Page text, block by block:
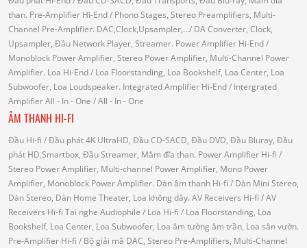
than. Pre-Amplifier Hi-End/ Phono Stages, Stereo Preamplifiers, Multi-
Channel Pre-Amplifier. DAC,Clock,Upsampler,.../ DA Converter, Clock,
Upsampler, Đầu Network Player, Streamer. Power Amplifier Hi-End/
Monoblock Power Amplifier, Stereo Power Amplifier, Multi-Channel Power
Amplifier. Loa Hi-End/ Loa Floorstanding, Loa Bookshelf, Loa Center, Loa
Subwoofer, Loa Loudspeaker. Integrated Amplifier Hi-End/ Intergrated
AmplifierAll - In - One / All - In - One
ÂM THANH HI-FI
Đầu Hi-fi / Đầu phát 4K UltraHD, Đầu CD-SACD, Đầu DVD, Đầu Bluray, Đầu
phát HD,Smartbox, Đầu Streamer, Mâm đĩa than. Power Amplifier Hi-fi /
Stereo Power Amplifier, Multi-channel Power Amplifier, Mono Power
Amplifier, Monoblock Power Amplifier. Dàn âm thanh Hi-fi / Dàn Mini Stereo,
Dàn Stereo, Dàn Home Theater, Loa không dây. AV Receivers Hi-fi / AV
Receivers Hi-fi Tai nghe Audiophile / Loa Hi-fi / Loa Floorstanding, Loa
Bookshelf, Loa Center, Loa Subwoofer, Loa âm tường âm trần, Loa sân vườn.
Pre-Amplifier Hi-fi / Bộ giải mã DAC, Stereo Pre-Amplifiers, Multi-Channel